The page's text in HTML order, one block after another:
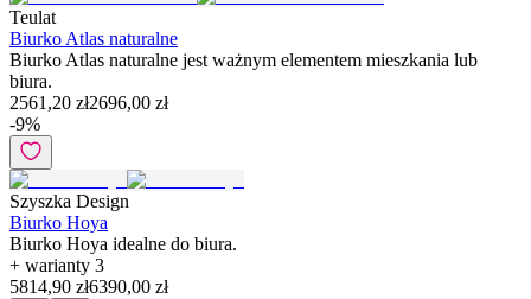
Teulat
Biurko Atlas naturalne
Biurko Atlas naturalne jest ważnym elementem mieszkania lub
biura.
2561,20 zł2696,00 zł
-9%
Szyszka Design
Biurko Hoya
Biurko Hoya idealne do biura.
+ warianty 3
5814,90 zł6390,00 zł